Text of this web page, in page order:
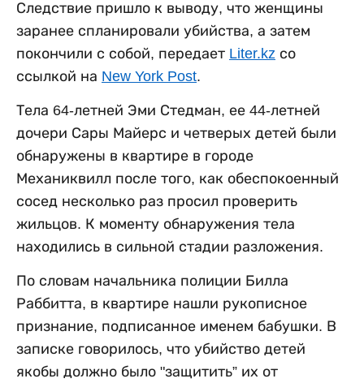
Следствие пришло к выводу, что женщины
заранее спланировали убийства, а затем
покончили с собой, передает Liter.kz со
ссылкой на New York Post.
Тела 64-летней Эми Стедман, ее 44-летней
дочери Сары Майерс и четверых детей были
обнаружены в квартире в городе
Механиквилл после того, как обеспокоенный
сосед несколько раз просил проверить
жильцов. К моменту обнаружения тела
находились в сильной стадии разложения.
По словам начальника полиции Билла
Раббитта, в квартире нашли рукописное
признание, подписанное именем бабушки. В
записке говорилось, что убийство детей
якобы должно было "защитить” их от